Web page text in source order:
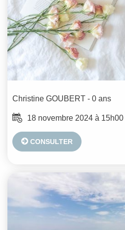
Christine GOUBERT - 0 ans
18 novembre 2024 à 15h00
CONSULTER